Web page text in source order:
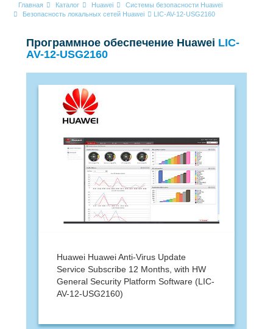
Главная Каталог Huawei
Системы безопасности Huawei
Безопасность локальных сетей Huawei
LIC-AV-12-USG2160
Программное обеспечение Huawei LIC-
AV-12-USG2160
Huawei Huawei Anti-Virus Update
Service Subscribe 12 Months, with HW
General Security Platform Software (LIC-
AV-12-USG2160)